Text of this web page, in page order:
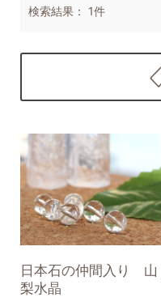
検索結果： 1件
日本石の仲間入り 山
梨水晶